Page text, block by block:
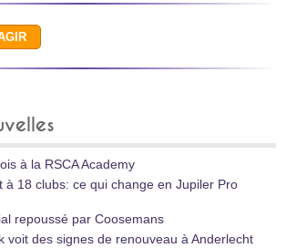
à la RSCA Academy
à 18 clubs: ce qui change en Jupiler Pro
repoussé par Coosemans
voit des signes de renouveau à Anderlecht